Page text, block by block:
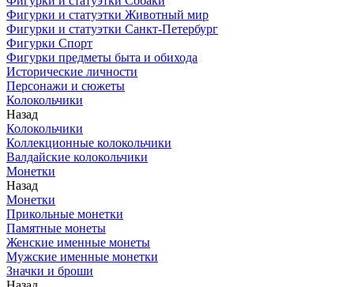
Фигурки и статуэтки Животный мир
Фигурки и статуэтки Санкт-Петербург
Фигурки Спорт
Фигурки предметы быта и обихода
Исторические личности
Персонажи и сюжеты
Колокольчики
Назад
Колокольчики
Коллекционные колокольчики
Валдайские колокольчики
Монетки
Назад
Монетки
Прикольные монетки
Памятные монеты
Женские именные монеты
Мужские именные монетки
Значки и броши